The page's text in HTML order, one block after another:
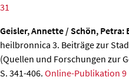
31
Geisler, Annette / Schön, Petra:
heilbronnica 3. Beiträge zur
(Quellen und Forschungen zur
S. 341-406. Online-Publikation 9